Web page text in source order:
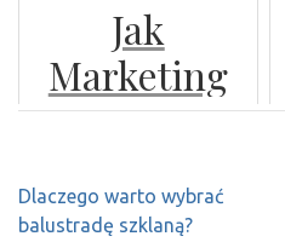
Jak
Marketing
Dialog?
Narzędzie
Nawigacja
wpisu
Dlaczego warto wybrać
balustradę szklaną?